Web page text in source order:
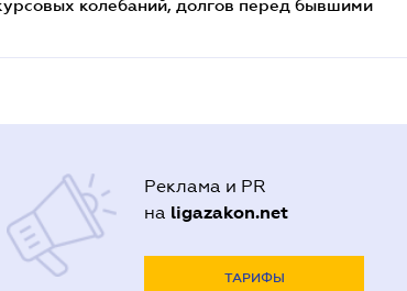
колебаний, долгов перед бывшими
Реклама и PR
на ligazakon.net
ТАРИФЫ